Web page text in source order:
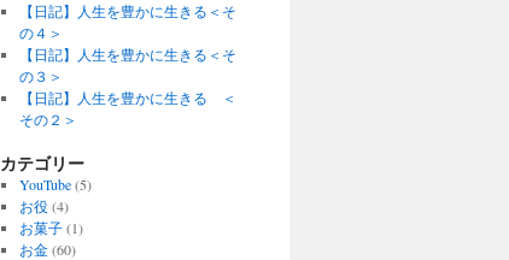
【日記】人生を豊かに生きる＜そ
の４＞
【日記】人生を豊かに生きる＜そ
の３＞
【日記】人生を豊かに生きる ＜
その２＞
カテゴリー
YouTube(5)
お役(4)
お菓子(1)
お金(60)